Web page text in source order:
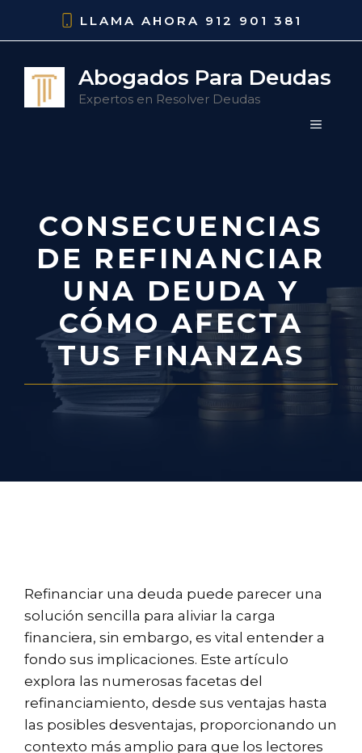
LLAMA AHORA 912 901 381
Abogados Para Deudas
Expertos en Resolver Deudas
MENÚ
CONSECUENCIAS
DE REFINANCIAR
UNA DEUDA Y
CÓMO AFECTA
TUS FINANZAS
Refinanciar una deuda puede parecer una
solución sencilla para aliviar la carga
financiera, sin embargo, es vital entender a
fondo sus implicaciones. Este artículo
explora las numerosas facetas del
refinanciamiento, desde sus ventajas hasta
las posibles desventajas, proporcionando un
contexto más amplio para que los lectores